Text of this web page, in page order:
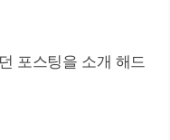
포스팅을 소개 해드